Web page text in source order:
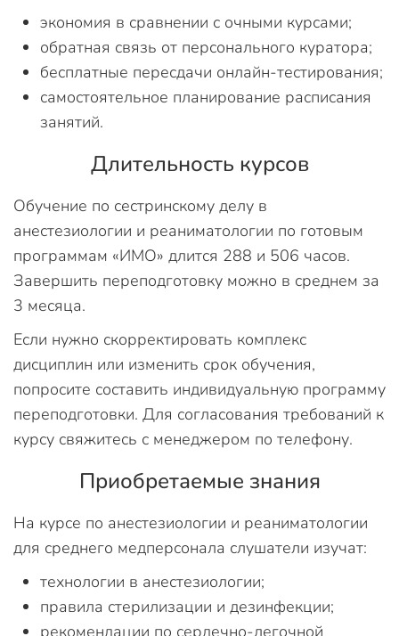
экономия в сравнении с очными курсами;
обратная связь от персонального куратора;
бесплатные пересдачи онлайн-тестирования;
самостоятельное планирование расписания
занятий.
Длительность курсов
Обучение по сестринскому делу в
анестезиологии и реаниматологии по готовым
программам «ИМО» длится 288 и 506 часов.
Завершить переподготовку можно в среднем за
3 месяца.
Если нужно скорректировать комплекс
дисциплин или изменить срок обучения,
попросите составить индивидуальную программу
переподготовки. Для согласования требований к
курсу свяжитесь с менеджером по телефону.
Приобретаемые знания
На курсе по анестезиологии и реаниматологии
для среднего медперсонала слушатели изучат:
технологии в анестезиологии;
правила стерилизации и дезинфекции;
рекомендации по сердечно-легочной